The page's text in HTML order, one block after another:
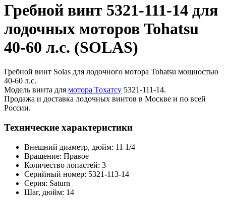
Гребной винт 5321-111-14 для
лодочных моторов Tohatsu
40-60 л.с. (SOLAS)
Гребной винт Solas для лодочного мотора Tohatsu мощностью
40-60 л.с.
Модель винта для мотора Тохатсу 5321-111-14.
Продажа и доставка лодочных винтов в Москве и по всей
России.
Технические характеристики
Внешний диаметр, дюйм: 11 1/4
Вращение: Правое
Количество лопастей: 3
Серийный номер: 5321-113-14
Серия: Saturn
Шаг, дюйм: 14